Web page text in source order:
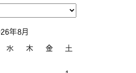
年8月
水 木 金 土